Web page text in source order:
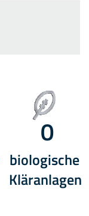
0
biologische
Kläranlagen